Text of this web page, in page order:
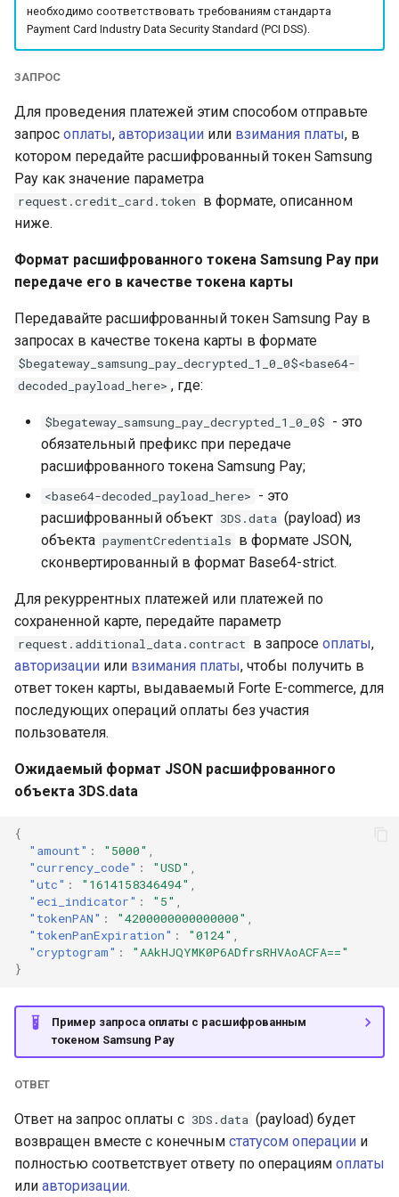
я
п
о
и
с
к
Тестовый режим
API version 3
Коды ошибок
платежа
страницы
Запуск виджета с
магазина
транзакции по токену
Параметры секции
Провайдеры токенов
Параметры с
информацией о продаже
авиабилетов
необходимо соответствовать требованиям стандарта
Payment Card Industry Data Security Standard (PCI DSS).
ЗАПРОС
Для проведения платежей этим способом отправьте
запрос оплаты, авторизации или взимания платы, в
котором передайте расшифрованный токен Samsung
Pay как значение параметра
request.credit_card.token в формате, описанном
ниже.
Формат расшифрованного токена Samsung Pay при
передаче его в качестве токена карты
Передавайте расшифрованный токен Samsung Pay в
запросах в качестве токена карты в формате
$begateway_samsung_pay_decrypted_1_0_0$<base64-
decoded_payload_here> , где:
$begateway_samsung_pay_decrypted_1_0_0$ - это
обязательный префикс при передаче
расшифрованного токена Samsung Pay;
<base64-decoded_payload_here> - это
расшифрованный объект 3DS.data (payload) из
объекта paymentCredentials в формате JSON,
сконвертированный в формат Base64-strict.
Для рекуррентных платежей или платежей по
сохраненной карте, передайте параметр
request.additional_data.contract в запросе оплаты,
авторизации или взимания платы, чтобы получить в
ответ токен карты, выдаваемый Forte E-commerce, для
последующих операций оплаты без участия
пользователя.
Ожидаемый формат JSON расшифрованного
объекта 3DS.data
{
"amount" : "5000" ,
"currency_code" : "USD" ,
"utc" : "1614158346494" ,
"eci_indicator" : "5" ,
"tokenPAN" : "4200000000000000" ,
"tokenPanExpiration" : "0124" ,
"cryptogram" :
"AAkHJQYMK0P6ADfrsRHVAoACFA=="
}
Пример запроса оплаты с расшифрованным
токеном Samsung Pay
ОТВЕТ
Ответ на запрос оплаты с 3DS.data (payload) будет
возвращен вместе с конечным статусом операции и
полностью соответствует ответу по операциям оплаты
или авторизации.